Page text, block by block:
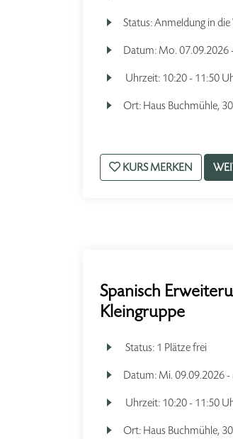
Status:Anmeldung in
Datum: Mo. 07.09.2026
Uhrzeit: 10:20 - 11:50
Ort: Haus Buchmühle,
KURS MERKEN
Spanisch
Kleingruppe
Status: 1 Plätze frei
Datum: Mi. 09.09.2026 -
Uhrzeit: 10:20 - 11:50
Ort: Haus Buchmühle,